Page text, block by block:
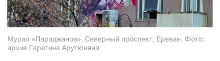
Мурал «Параджанов». Северный проспект, Ереван. Фото:
архив Гарегина Арутюняна
+7 (929) 612-03-68